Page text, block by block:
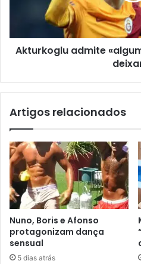
Akturkoglu admite
Artigos relacionados
Nuno, Boris e Afonso
protagonizam dança
sensual
5 dias atrás